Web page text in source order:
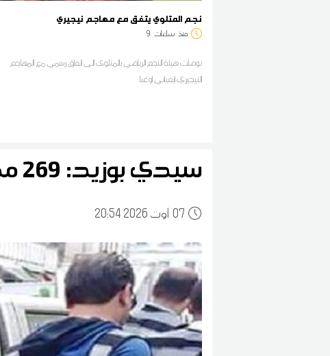
نجم المتلوي يتفق مع مهاجم نيجيري
منذ ساعات 9
توصلت هيئة النجم الرياضي بالمتلوي الى اتفاق رسمي مع المهاجم
النيجيري ايفياني اوغبا
سيدي بوزيد: 269 مخالفة اقتصادية خلال شهر جويلية
0720:54 2026 أوت